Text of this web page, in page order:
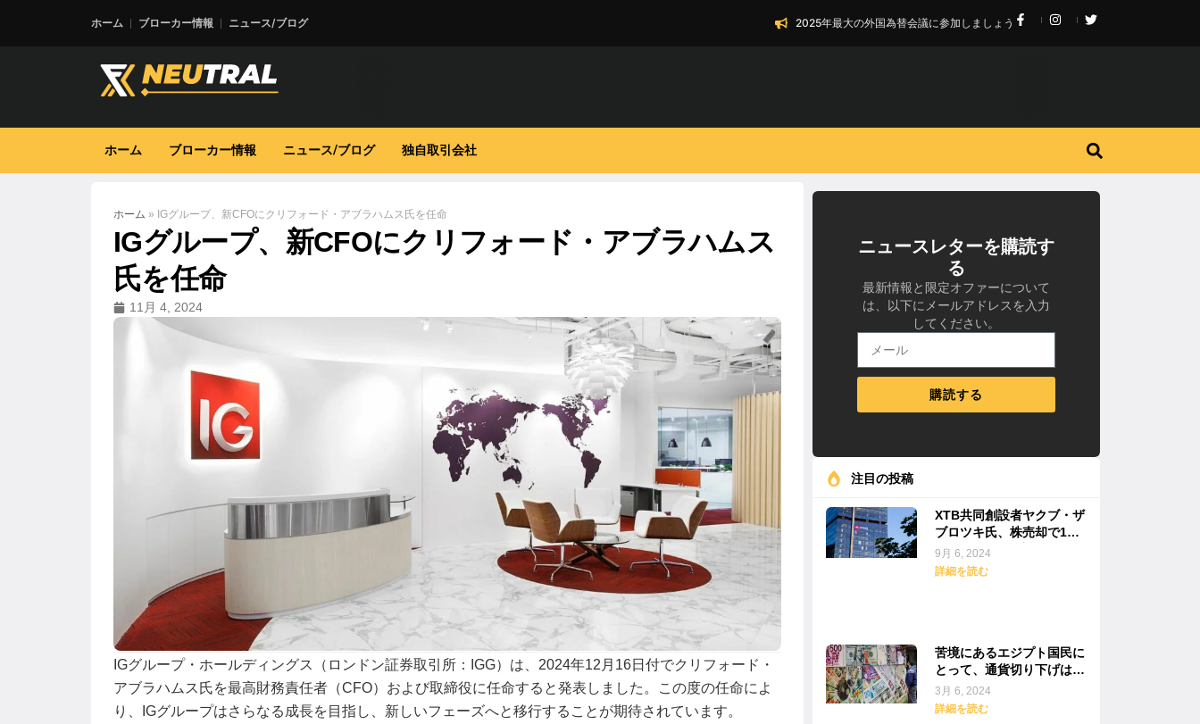
ホーム ブローカー情報 ニュース/ブログ 2025年最大の外国為替会議に参加しましょう
ホーム ブローカー情報 ニュース/ブログ 独自取引会社
ホーム » IGグループ、新CFOにクリフォード・アブラハムス氏を任命
IGグループ、新CFOにクリフォード・アブラハムス
氏を任命
11月 4, 2024
IGグループ・ホールディングス（ロンドン証券取引所：IGG）は、2024年12月16日付でクリフォード・
アブラハムス氏を最高財務責任者（CFO）および取締役に任命すると発表しました。この度の任命によ
り、IGグループはさらなる成長を目指し、新しいフェーズへと移行することが期待されています。
ニュースレターを購読す
る
最新情報と限定オファーについて
は、以下にメールアドレスを入力
してください。
購読する
注目の投稿
XTB共同創設者ヤクブ・ザ
ブロツキ氏、株売却で1億
3500万ドルを手に
9月 6, 2024
詳細を読む
苦境にあるエジプト国民に
とって、通貨切り下げは価
格の痛みをもたらすことを
約束する
3月 6, 2024
詳細を読む